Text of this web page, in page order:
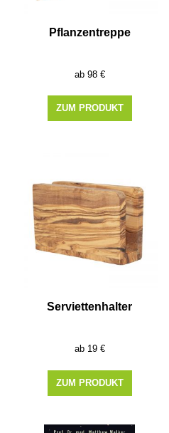
Pflanzentreppe
98 €
ZUM PRODUKT
Serviettenhalter
19 €
ZUM PRODUKT